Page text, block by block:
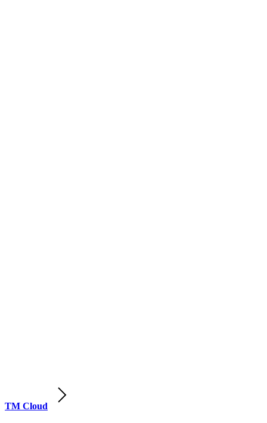
TM Cloud